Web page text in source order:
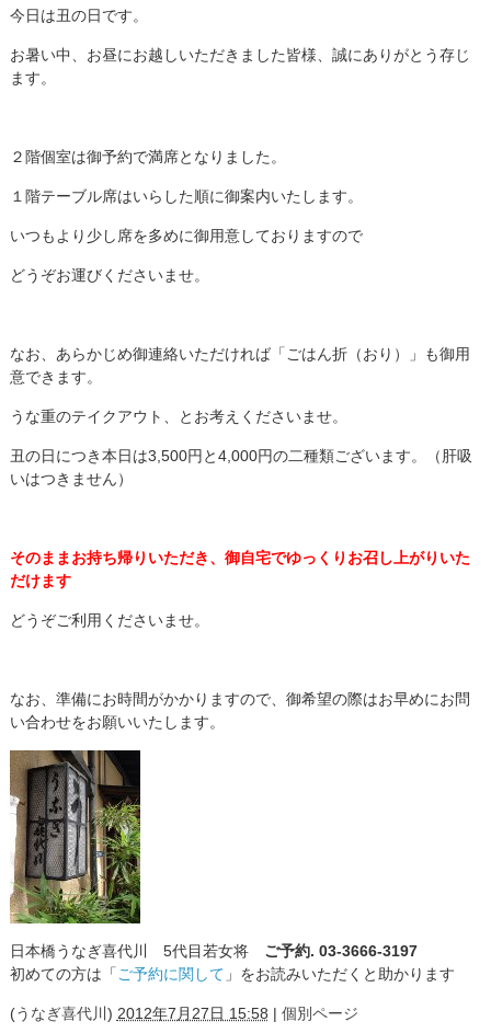
今日は丑の日です。
お暑い中、お昼にお越しいただきました皆様、誠にありがとう存じ
ます。
２階個室は御予約で満席となりました。
１階テーブル席はいらした順に御案内いたします。
いつもより少し席を多めに御用意しておりますので
どうぞお運びくださいませ。
なお、あらかじめ御連絡いただければ「ごはん折（おり）」も御用
意できます。
うな重のテイクアウト、とお考えくださいませ。
丑の日につき本日は3,500円と4,000円の二種類ございます。（肝吸
いはつきません）
そのままお持ち帰りいただき、御自宅でゆっくりお召し上がりいた
だけます
どうぞご利用くださいませ。
なお、準備にお時間がかかりますので、御希望の際はお早めにお問
い合わせをお願いいたします。
日本橋うなぎ喜代川 5代目若女将 ご予約. 03-3666-3197
初めての方は「 ご予約に関して 」をお読みいただくと助かります
(うなぎ喜代川 ) 2012年7月27日 15:58 | 個別ページ